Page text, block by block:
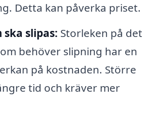
Detta kan påverka priset.
ska slipas: Storleken på det
behöver slipning har en
på kostnaden. Större
tid och kräver mer